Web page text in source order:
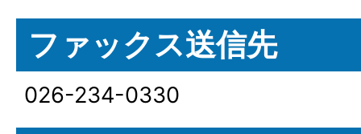
ファックス送信先
026-234-0330